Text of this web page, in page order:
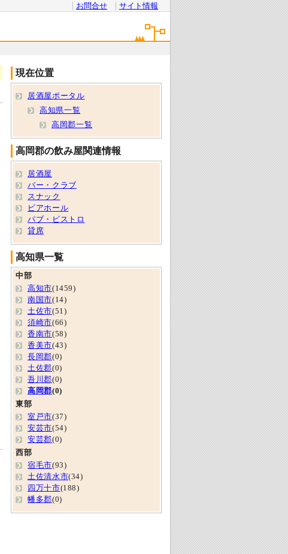
お問合せ サイト情報
現在位置
居酒屋ポータル
高知県一覧
高岡郡一覧
高岡郡の飲み屋関連情報
居酒屋
バー・クラブ
スナック
ビアホール
パブ・ビストロ
貸席
高知県一覧
中部
高知市(1459)
南国市(14)
土佐市(51)
須崎市(66)
香南市(58)
香美市(43)
長岡郡(0)
土佐郡(0)
吾川郡(0)
高岡郡(0)
東部
室戸市(37)
安芸市(54)
安芸郡(0)
西部
宿毛市(93)
土佐清水市(34)
四万十市(188)
幡多郡(0)